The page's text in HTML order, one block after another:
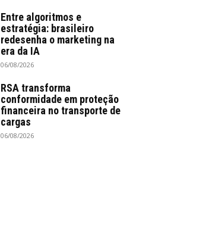
Entre algoritmos e
estratégia: brasileiro
redesenha o marketing na
era da IA
06/08/2026
RSA transforma
conformidade em proteção
financeira no transporte de
cargas
06/08/2026